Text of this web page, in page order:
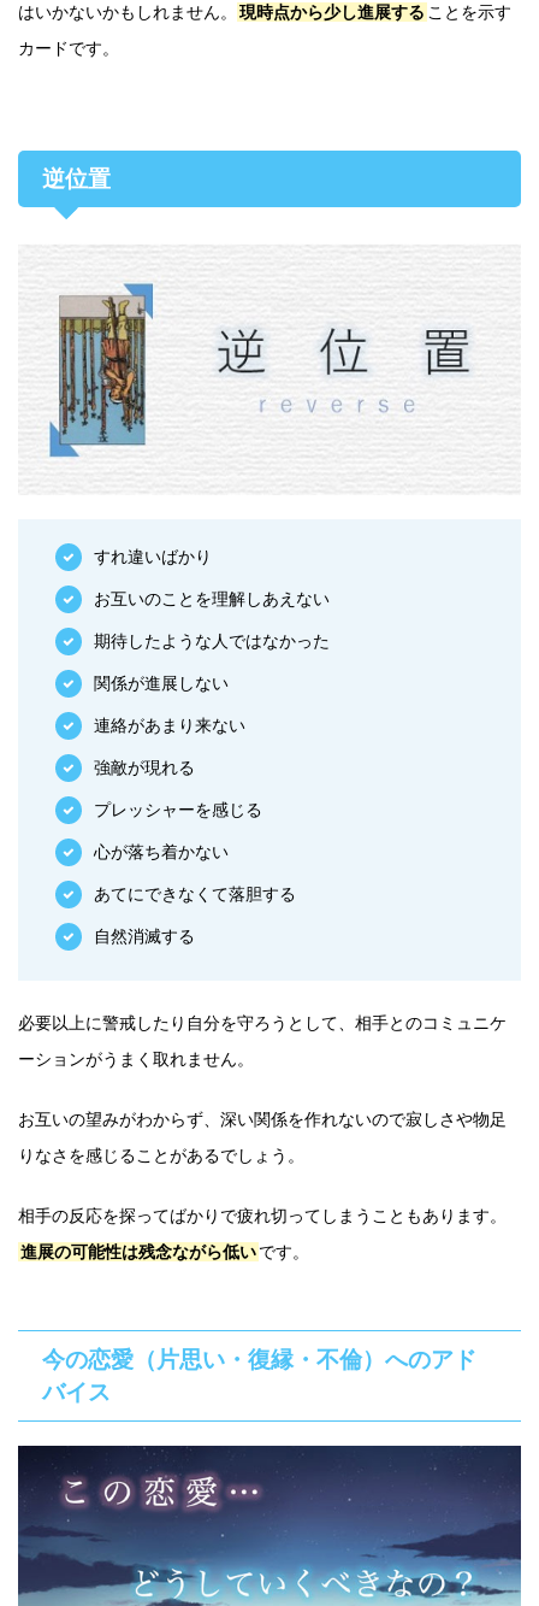
はいかないかもしれません。
現時点から少し進展する ことを示す
カードです。
逆位置
すれ違いばかり
お互いのことを理解しあえない
期待したような人ではなかった
関係が進展しない
連絡があまり来ない
強敵が現れる
プレッシャーを感じる
心が落ち着かない
あてにできなくて落胆する
自然消滅する
必要以上に警戒したり自分を守ろうとして、相手とのコミュニケ
ーションがうまく取れません。
お互いの望みがわからず、深い関係を作れないので寂しさや物足
りなさを感じることがあるでしょう。
相手の反応を探ってばかりで疲れ切ってしまうこともあります。
進展の可能性は残念ながら低いです。
今の恋愛（片思い・復縁・不倫）へのアド
バイス